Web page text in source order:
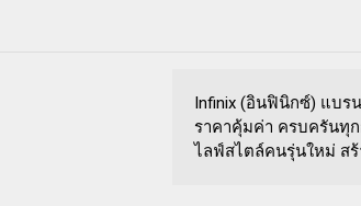
Infinix (อินฟินิกซ์) แบร
ราคาคุ้มค่า ครบครันทุ
ไลฟ์สไตล์คนรุ่นใหม่ สร้